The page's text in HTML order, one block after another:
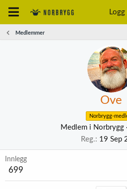
Medlemmer
Ove
Norbrygg-
Medlem i Norbrygg ·
Reg.
19 Sep
Innlegg
699